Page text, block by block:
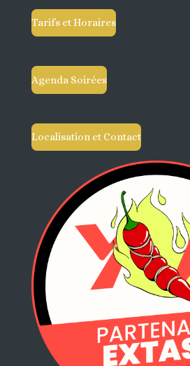
Tarifs et Horaires
Agenda Soirées
Localisation et Contact